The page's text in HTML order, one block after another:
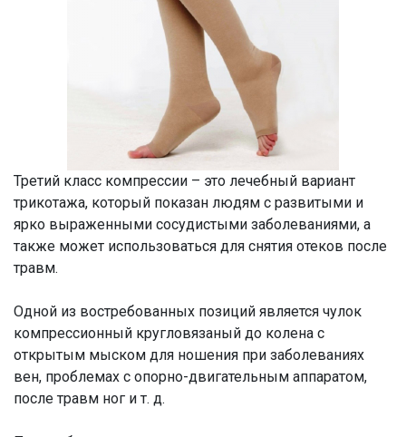
Третий класс компрессии – это лечебный вариант
трикотажа, который показан людям с развитыми и
ярко выраженными сосудистыми заболеваниями, а
также может использоваться для снятия отеков после
травм.
Одной из востребованных позиций является чулок
компрессионный кругловязаный до колена с
открытым мыском для ношения при заболеваниях
вен, проблемах с опорно-двигательным аппаратом,
после травм ног и т. д.